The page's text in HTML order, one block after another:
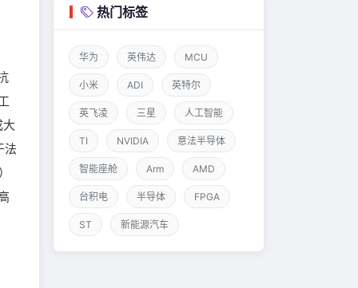
大
法
热门标签
华为 英伟达 MCU
小米 ADI 英特尔
英飞凌 三星 人工智能
TI NVIDIA 意法半导体
智能座舱 Arm AMD
台积电 半导体 FPGA
ST 新能源汽车